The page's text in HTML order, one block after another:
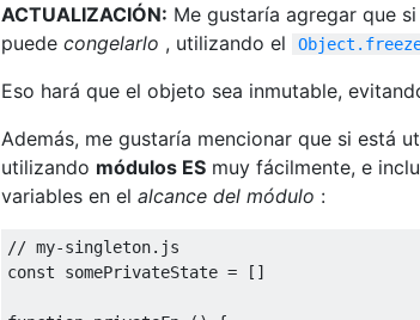
ACTUALIZACIÓN: Me gustaría agregar que
puede congelarlo , utilizando el
Eso hará que el objeto sea inmutable,
Además, me gustaría mencionar que si está
utilizando módulos ES muy fácilmente, e
variables en el alcance del módulo :
// my-singleton.js
const somePrivateState = []